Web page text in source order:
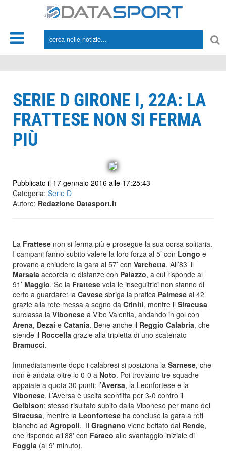
SERIE D GIRONE I, 22A: LA
FRATTESE NON SI FERMA
PIÙ
Pubblicato il 17 gennaio 2016 alle 17:25:43
Categoria: Serie D
Autore: Redazione Datasport.it
La Frattese non si ferma più e prosegue la sua corsa solitaria.
I campani fanno subito valere la loro forza al 5’ con Longo e
provano a chiudere la gara al 57’ con Varchetta. All’83’ il
Marsala accorcia le distanze con Palazzo, a cui risponde al
91’ Maggio. Se la Frattese vola le inseguitrici non stanno di
certo a guardare: la Cavese sbriga la pratica Palmese al 42’
grazie alla rete messa a segno da Criniti, mentre il Siracusa
surclassa la Vibonese a Vibo Valentia, andando in gol con
Arena, Dezai e Catania. Bene anche il Reggio Calabria, che
stende il Roccella grazie alla tripletta di uno scatenato
Bramucci.
Immediatamente dopo i calabresi si posiziona la Sarnese, che
non è andata oltre lo 0-0 a Noto. Poi troviamo tre squadre
appaiate a quota 30 punti: l’Aversa, la Leonfortese e la
Vibonese. L’Aversa è uscita sconfitta per 3-0 contro il
Gelbison; stesso risultato subito dalla Vibonese per mano del
Siracusa, mentre la Leonfortese ha concluso la gara a reti
bianche ad Agropoli. Il Gragnano viene beffato dal Rende,
che risponde all’88' con Faraco allo svantaggio iniziale di
Foggia (al 9' minuto).